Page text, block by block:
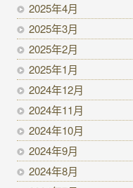
2025年4月
2025年3月
2025年2月
2025年1月
2024年12月
2024年11月
2024年10月
2024年9月
2024年8月